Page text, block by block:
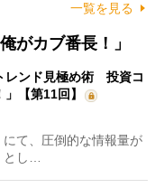
一覧を見る
がカブ番長！」
レンド見極め術 投資コ
【第11回】
て、圧倒的な情報量が
とし…